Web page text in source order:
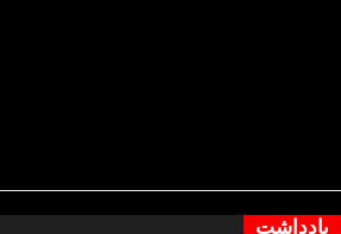
یادداشت